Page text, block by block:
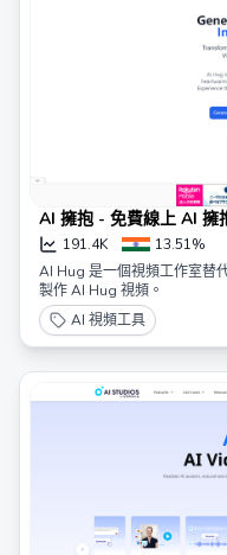
AI 擁抱 - 免費線上 AI 擁
191.4K 13.51%
AI Hug 是一個視頻工作室替
製作 AI Hug 視頻。
AI 視頻工具